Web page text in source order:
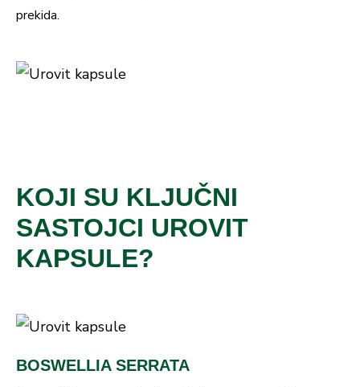
prekida.
KOJI SU KLJUČNI
SASTOJCI UROVIT
KAPSULE?
BOSWELLIA SERRATA